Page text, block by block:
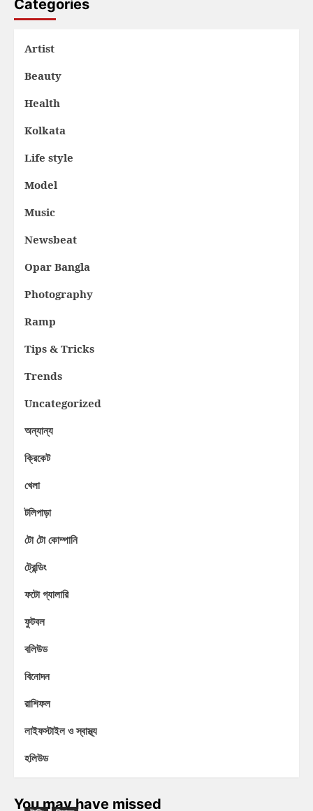
Categories
Artist
Beauty
Health
Kolkata
Life style
Model
Music
Newsbeat
Opar Bangla
Photography
Ramp
Tips & Tricks
Trends
Uncategorized
অন্যান্য
ক্রিকেট
খেলা
টলিপাড়া
টো টো কোম্পানি
ট্রেন্ডিং
ফটো গ্যালারি
ফুটবল
বলিউড
বিনোদন
রাশিফল
লাইফস্টাইল ও স্বাস্থ্য
হলিউড
You may have missed